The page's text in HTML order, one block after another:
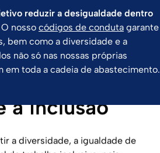
reduzir a desigualdade dentro
O nosso códigos de conduta garante
bem como a diversidade e a
não só nas nossas próprias
em toda a cadeia de abastecimento.
a
a inclusão
a diversidade, a igualdade de